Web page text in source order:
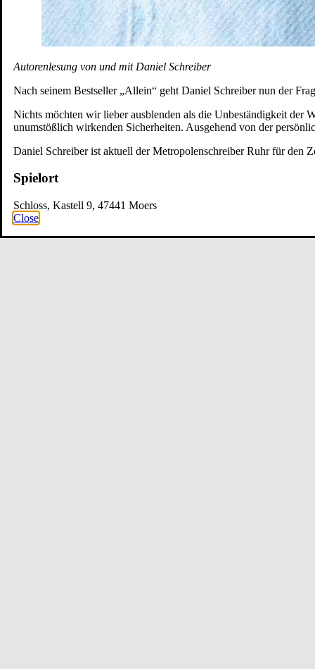
Autorenlesung von und mit Daniel Schreiber
Nach seinem Bestseller „Allein“ geht Daniel Schreiber nun der
Nichts möchten wir lieber ausblenden als die Unbeständigkeit der
unumstößlich wirkenden Sicherheiten. Ausgehend von der
Daniel Schreiber ist aktuell der Metropolenschreiber Ruhr für den
Spielort
Schloss, Kastell 9, 47441 Moers
Close
Newsletter